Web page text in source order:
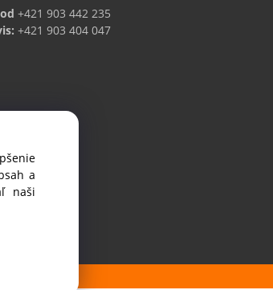
+421 903 442 235
+421 903 404 047
a
naši